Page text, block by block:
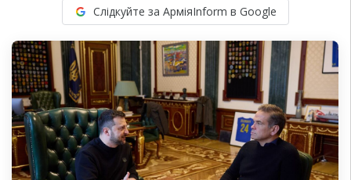
Слідкуйте за АрміяInform в Google